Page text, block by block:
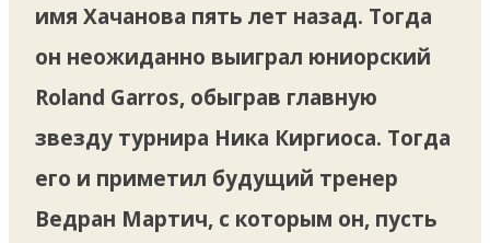
имя Хачанова пять лет назад. Тогда
он неожиданно выиграл юниорский
Roland Garros, обыграв главную
звезду турнира Ника Киргиоса. Тогда
его и приметил будущий тренер
Ведран Мартич, с которым он, пусть